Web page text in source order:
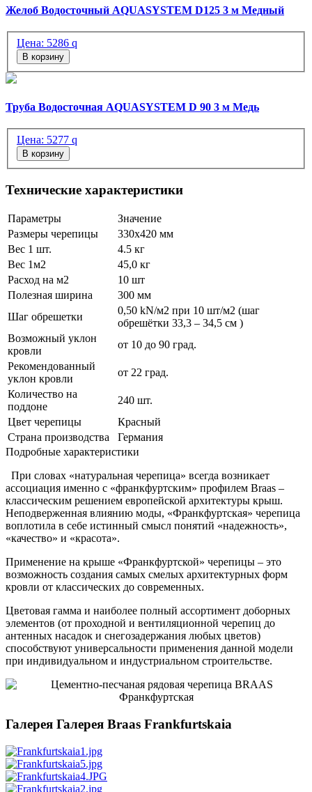
Желоб Водосточный AQUASYSTEM D125 3 м Медный
Цена: 5286 q
В корзину
Труба Водосточная AQUASYSTEM D 90 3 м Медь
Цена: 5277 q
В корзину
Технические характеристики
Параметры
Значение
Размеры черепицы
330х420 мм
Вес 1 шт.
4.5 кг
Вес 1м2
45,0 кг
Расход на м2
10 шт
Полезная ширина
300 мм
Шаг обрешетки
0,50 kN/м2 при 10 шт/м2 (шаг
обрешётки 33,3 – 34,5 см )
Возможный уклон
кровли
от 10 до 90 град.
Рекомендованный
уклон кровли
от 22 град.
Количество на
поддоне
240 шт.
Цвет черепицы
Красный
Страна производства
Германия
Подробные характеристики
При словах «натуральная черепица» всегда возникает
ассоциация именно с «франкфуртским» профилем Braas –
классическим решением европейской архитектуры крыш.
Неподверженная влиянию моды, «Франкфуртская» черепица
воплотила в себе истинный смысл понятий «надежность»,
«качество» и «красота».
Применение на крыше «Франкфуртской» черепицы – это
возможность создания самых смелых архитектурных форм
кровли от классических до современных.
Цветовая гамма и наиболее полный ассортимент доборных
элементов (от проходной и вентиляционной черепиц до
антенных насадок и снегозадержания любых цветов)
способствуют универсальности применения данной модели
при индивидуальном и индустриальном строительстве.
Галерея Галерея Braas Frankfurtskaia